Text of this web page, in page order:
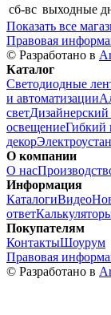
сб-вс выходные
Показать все
Правовая
© Разработано в
Каталог
Светодиодные
и автоматизации
светДизайнерский
освещениеГибкий
декор
О компании
О нас
Информация
КаталогиВидео
ответ
Покупателям
КонтактыШоурум
Правовая
© Разработано в